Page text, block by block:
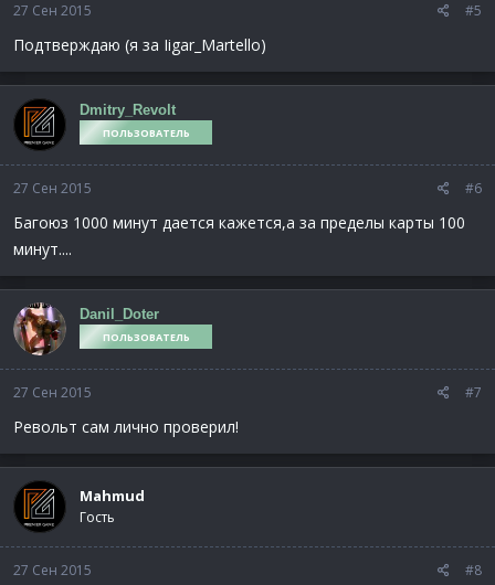
27 Сен 2015 #5
Подтверждаю (я за Iigar_Martello)
Dmitry_Revolt
ПОЛЬЗОВАТЕЛЬ
27 Сен 2015 #6
Багоюз 1000 минут дается кажется,а за пределы карты 100
минут....
Danil_Doter
ПОЛЬЗОВАТЕЛЬ
27 Сен 2015 #7
Револьт сам лично проверил!
Mahmud
Гость
27 Сен 2015 #8